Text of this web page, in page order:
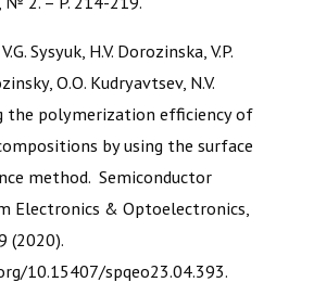
Sysyuk, H.V. Dorozinska, V.P.
O.O. Kudryavtsev, N.V.
the polymerization efficiency of
by using the surface
method. Semiconductor
Electronics & Optoelectronics,
(2020).
10.15407/spqeo23.04.393.